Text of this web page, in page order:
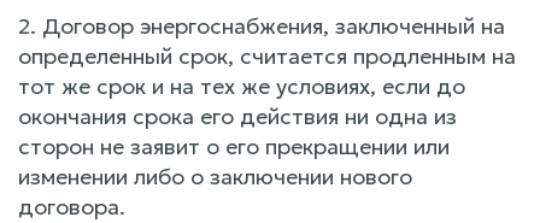
2. Договор энергоснабжения, заключенный на
определенный срок, считается продленным на
тот же срок и на тех же условиях, если до
окончания срока его действия ни одна из
сторон не заявит о его прекращении или
изменении либо о заключении нового
договора.